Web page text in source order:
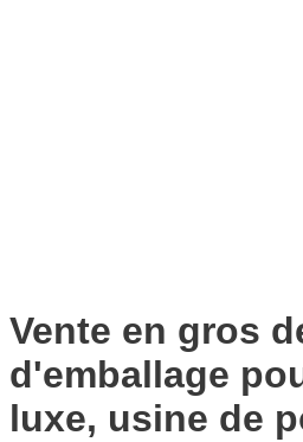
Vente en gros
d'emballage
luxe, usine de